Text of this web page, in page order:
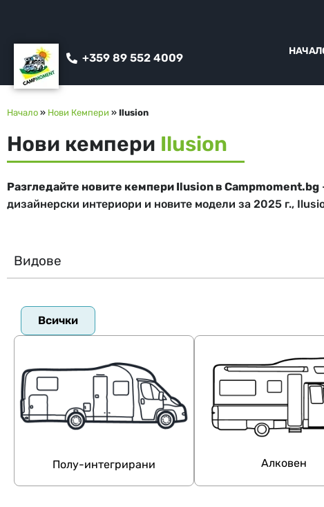
+359 89 552 4009
Начало » Нови Кемпери » Ilusion
Нови кемпери Ilusion
Разгледайте новите кемпери Ilusion в Campmoment.bg
дизайнерски интериори и новите модели за 2025 г.,
Видове
Всички
Полу-интегрирани Алковен